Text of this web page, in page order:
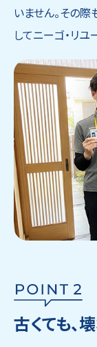
いません。その
してニーゴ・リ
古くても、